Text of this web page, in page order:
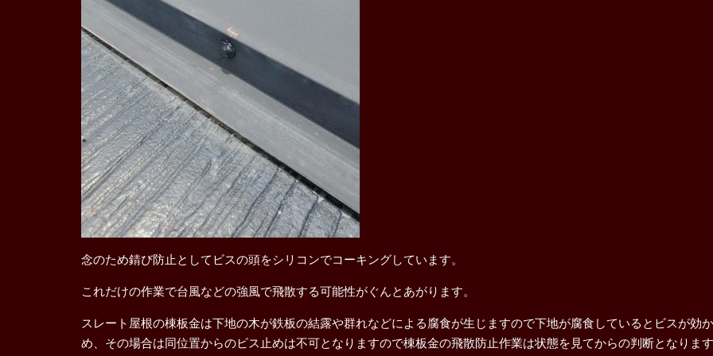
念のため錆び防止としてビスの頭をシリコンでコーキングしています。
これだけの作業で台風などの強風で飛散する可能性がぐんとあがります。
スレート屋根の棟板金は下地の木が鉄板の結露や群れなどによる腐食が生じますので下地が腐食しているとビスが効
め、その場合は同位置からのビス止めは不可となりますので棟板金の飛散防止作業は状態を見てからの判断となります